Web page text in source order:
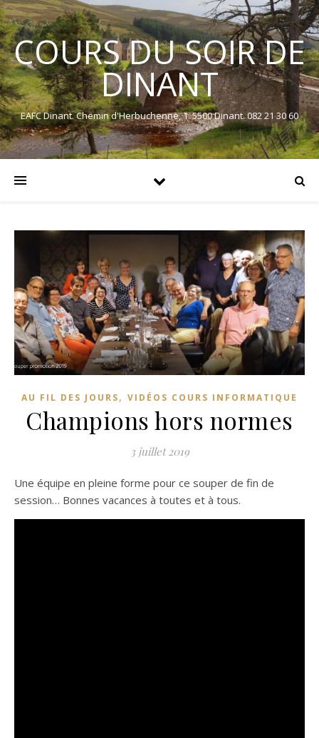
COURS DU SOIR DE
DINANT
EAFC Dinant. Chemin d'Herbuchenne, 1. 5500 Dinant. 082 21 30 60
AU FIL DES JOURS, VIDÉOS COURS INFORMATIQUE
Champions hors normes
3 juillet 2019
Une équipe en pleine forme pour ce souper de fin de
session… Bonnes vacances à toutes et à tous.